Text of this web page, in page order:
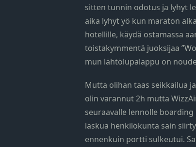
sitten tunnin odotus ja lyhyt
aika lyhyt yö kun maraton
hotellille, käydä ostamassa
toistakymmentä juoksijaa
mun lähtölupalappu on
Mutta olihan taas seikkailua
olin varannut 2h mutta
seuraavalle lennolle
laskua henkilökunta sain
ennenkuin portti sulkeutui.